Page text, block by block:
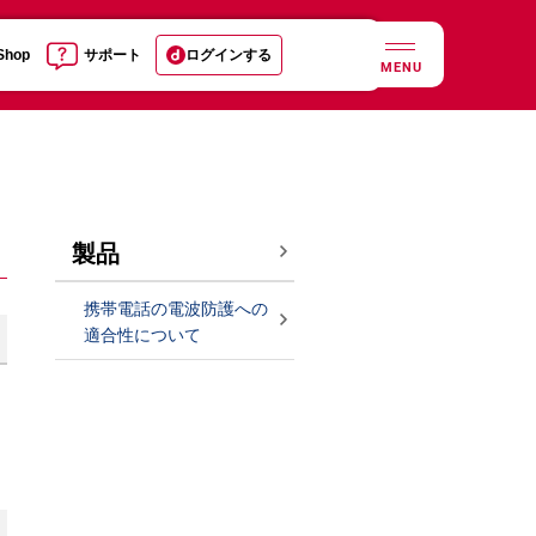
サポート ログインする
MENU
製品
携帯電話の電波防護への
適合性について